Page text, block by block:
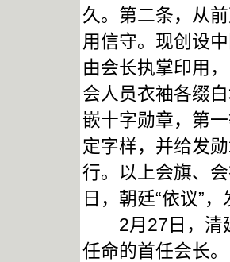
久。第二条，从
用信守。现创设
由会长执掌印用
会人员衣袖各缀
嵌十字勋章，第
定字样，并给发
行。以上会旗、
日，朝廷“依议”
2月27日，清廷
任命的首任会长。